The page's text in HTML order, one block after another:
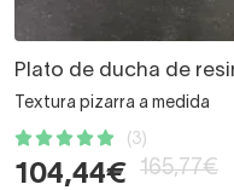
Plato de ducha de
Textura pizarra a medida
(3)
104,44€ 165,77€